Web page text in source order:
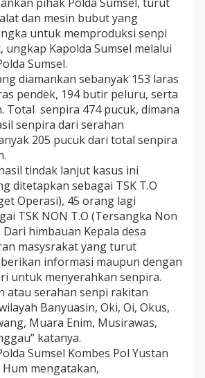
dan mesin bubut yang
untuk memproduksi senpi
Kapolda Sumsel melalui
Sumsel.
diamankan sebanyak 153 laras
pendek, 194 butir peluru, serta
Total senpira 474 pucuk, dimana
senpira dari serahan
205 pucuk dari total senpira
tindak lanjut kasus ini
ditetapkan sebagai TSK T.O
Operasi), 45 orang lagi
TSK NON T.O (Tersangka Non
himbauan Kepala desa
masysrakat yang turut
informasi maupun dengan
untuk menyerahkan senpira.
atau serahan senpi rakitan
Banyuasin, Oki, Oi, Okus,
Muara Enim, Musirawas,
katanya.
Sumsel Kombes Pol Yustan
Hum mengatakan,